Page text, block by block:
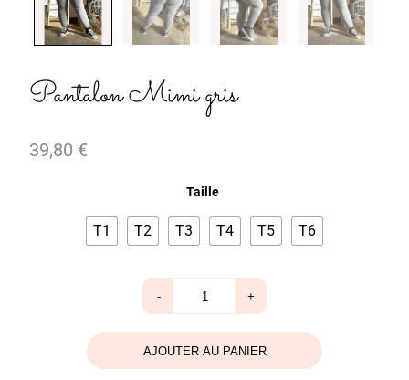
Pantalon Mimi gris
39,80 €
Taille
T1 T2 T3 T4 T5 T6
de
Pantalon
Mimi
gris
- +
AJOUTER AU PANIER